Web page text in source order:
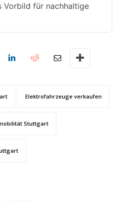
Vorbild für nachhaltige
Elektrofahrzeuge verkaufen
Stuttgart